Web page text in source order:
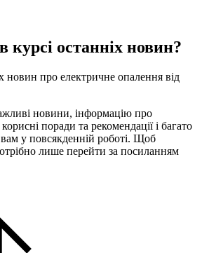
курсі останніх новин?
новин про електричне опалення від
новини, інформацію про
поради та рекомендації і багато
у повсякденній роботі. Щоб
лише перейти за посиланням